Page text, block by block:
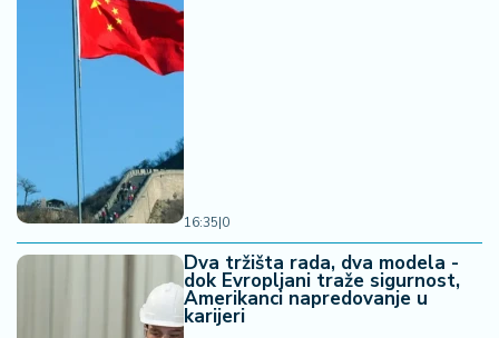
16:35|0
Dva tržišta rada, dva modela -
dok Evropljani traže sigurnost,
Amerikanci napredovanje u
karijeri